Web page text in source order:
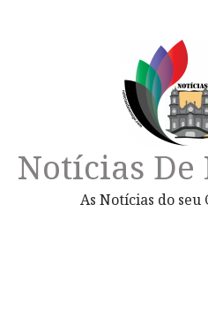
Notícias De
As Notícias do seu